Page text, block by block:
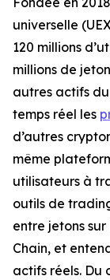
universelle
120 millions
millions de
autres actifs
temps réel les
d’autres
même
utilisateurs à
outils de
entre jetons
Chain, et
actifs réels. Du